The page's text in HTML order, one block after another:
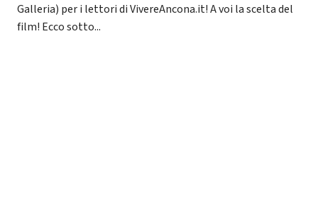
Galleria) per i lettori di VivereAncona.it! A voi la scelta del
film! Ecco sotto...